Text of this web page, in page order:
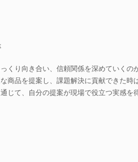
くり向き合い、信頼関係を深めていくの
商品を提案し、課題解決に貢献できた時
じて、自分の提案が現場で役立つ実感を